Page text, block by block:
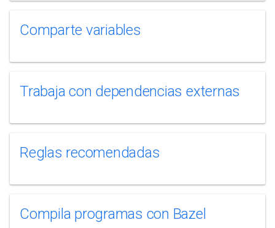
Comparte variables
Trabaja con dependencias externas
Reglas recomendadas
Compila programas con Bazel